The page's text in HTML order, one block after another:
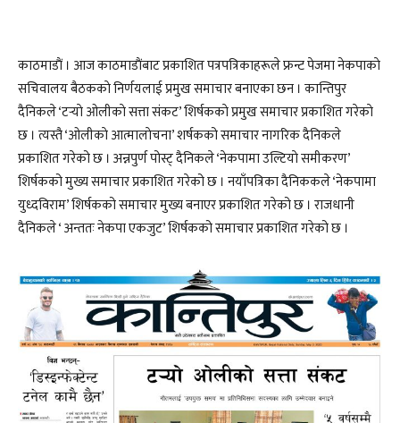
काठमाडाैं । आज काठमाडाैंबाट प्रकाशित पत्रपत्रिकाहरूले फ्रन्ट पेजमा नेकपाकाे
सचिवालय बैठककाे निर्णयलाई प्रमुख समाचार बनाएका छन । कान्तिपुर
दैनिकले ‘टर्‍याे ओलीकाे सत्ता संकट’ शिर्षककाे प्रमुख समाचार प्रकाशित गरेकाे
छ । त्यस्तै ‘ओलीकाे आत्मालाेचना’ शर्षकको समाचार नागरिक दैनिकले
प्रकाशित गरेको छ । अन्नपुर्ण पोस्ट् दैनिकले ‘नेकपामा उल्टियाे समीकरण’
शिर्षकको मुख्य समाचार प्रकाशित गरेको छ । नयाँपत्रिका दैनिककले ‘नेकपामा
युध्दविराम’ शिर्षकको समाचार मुख्य बनाएर प्रकाशित गरेको छ । राजधानी
दैनिकले ‘ अन्ततः नेकपा एकजुट’ शिर्षकको समाचार प्रकाशित गरेको छ ।